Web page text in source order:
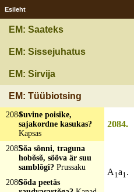
Esileht
EM: Saateks
EM: Sissejuhatus
EM: Sirvija
EM: Tüübiotsing
talvõl ilma katusõda?
vatsk?
Pini maka
jaares, süllased tiivad
ja süllased sarved ja
nelikümmend jalga
all? Vanker
2084Suvine poisike,
sajakordne kasukas?
Kapsas
2085Sõa sõnni, traguna
hobõsõ, sööva är suu
samblõgi? Prussaku
2086Sõda peetäs
2084.
A 1a1.